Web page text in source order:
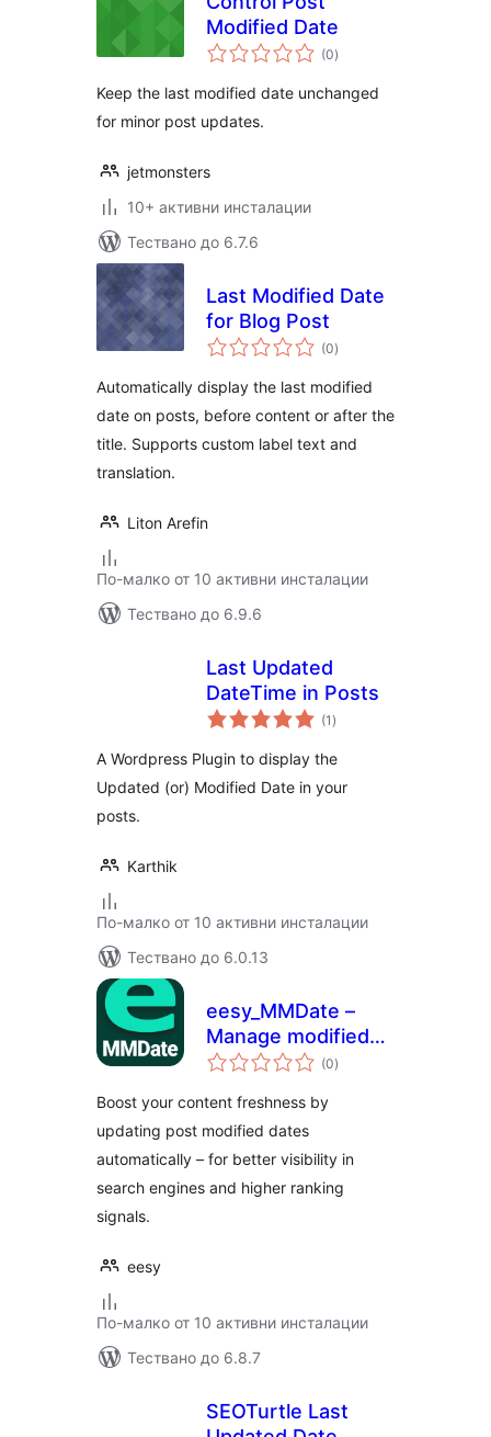
Modified Date
(0общо
оценки
)
Keep the last modified date unchanged
for minor post updates.
jetmonsters
10+ активни инсталации
Тествано до 6.7.6
Last Modified Date
for Blog Post
(0общо
оценки
)
Automatically display the last modified
date on posts, before content or after the
title. Supports custom label text and
translation.
Liton Arefin
По-малко от 10 активни инсталации
Тествано до 6.9.6
Last Updated
DateTime in Posts
(1 общо
оценки
)
A Wordpress Plugin to display the
Updated (or) Modified Date in your
posts.
Karthik
По-малко от 10 активни инсталации
Тествано до 6.0.13
eesy_MMDate –
Manage modified
date on website or
(0общо
оценки
)
Boost your content freshness by
updating post modified dates
automatically – for better visibility in
search engines and higher ranking
signals.
eesy
По-малко от 10 активни инсталации
Тествано до 6.8.7
SEOTurtle Last